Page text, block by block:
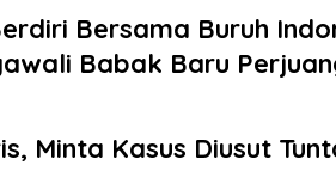
Bersama Buruh
Babak Baru
Minta Kasus Diusut